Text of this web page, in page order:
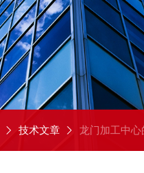
技术文章 龙门加工中心